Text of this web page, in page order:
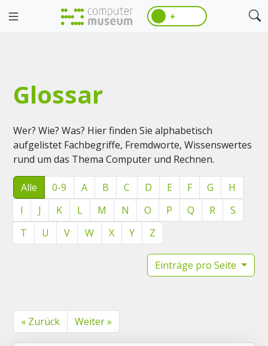
☀️
Glossar
Wer? Wie? Was? Hier finden Sie alphabetisch
aufgelistet Fachbegriffe, Fremdworte, Wissenswertes
rund um das Thema Computer und Rechnen.
Alle 0-9 A B C D E F G
H
I
J K L M N O P Q R
S
T
U V W X Y Z
Einträge pro Seite
« Zurück Weiter »